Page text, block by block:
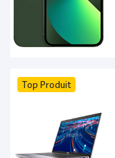
Top Produit